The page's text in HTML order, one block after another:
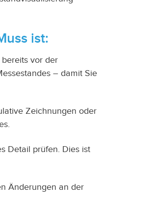
ist:
vor der
– damit Sie
Zeichnungen oder
Detail prüfen. Dies ist
Änderungen an der